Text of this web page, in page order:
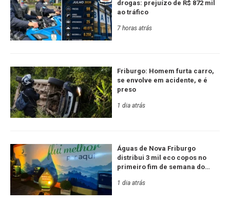
drogas: prejuízo de R$ 872 mil
ao tráfico
7 horas atrás
Friburgo: Homem furta carro,
se envolve em acidente, e é
preso
1 dia atrás
Águas de Nova Friburgo
distribui 3 mil eco copos no
primeiro fim de semana do
1 dia atrás